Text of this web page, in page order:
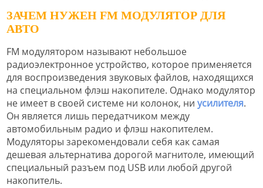
ЗАЧЕМ НУЖЕН FM МОДУЛЯТОР ДЛЯ
АВТО
FM модулятором называют небольшое
радиоэлектронное устройство, которое применяется
для воспроизведения звуковых файлов, находящихся
на специальном флэш накопителе. Однако модулятор
не имеет в своей системе ни колонок, ни усилителя.
Он является лишь передатчиком между
автомобильным радио и флэш накопителем.
Модуляторы зарекомендовали себя как самая
дешевая альтернатива дорогой магнитоле, имеющий
специальный разъем под USB или любой другой
накопитель.